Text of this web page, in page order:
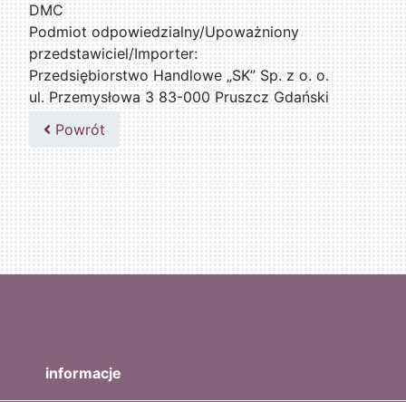
DMC
Podmiot odpowiedzialny/Upoważniony
przedstawiciel/Importer:
Przedsiębiorstwo Handlowe „SK” Sp. z o. o.
ul. Przemysłowa 3 83-000 Pruszcz Gdański
509076255
Powrót
informacje